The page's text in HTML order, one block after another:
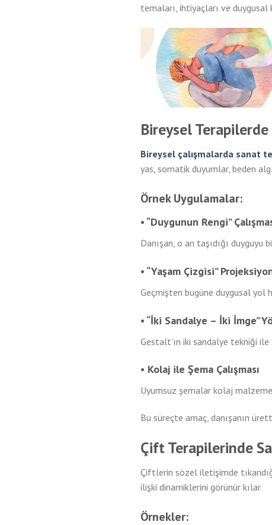
temaları, ihtiyaçları ve duygusal
Bireysel Terapilerde
Bireysel çalışmalarda sanat
yas, somatik duyumlar, beden
Örnek Uygulamalar:
• “Duygunun Rengi”
Danışan, o an taşıdığı
• “Yaşam Çizgisi”
Geçmişten bugüne duygusal yol
• “İki Sandalye – İki İmge”
Gestalt’ın iki sandalye tekniği
• Kolaj ile Şema Çalışması
Uyumsuz şemalar kolaj
Bu süreçte amaç, danışanın
Çift Terapilerinde
Çiftlerin sözel iletişimde
ilişki dinamiklerini görünür kılar.
Örnekler: